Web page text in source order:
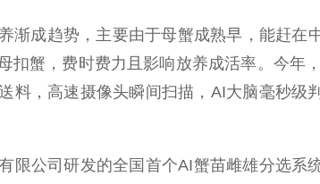
成趋势，主要由于母蟹成熟早，能赶在
扣蟹，费时费力且影响放养成活率。今
料，高速摄像头瞬间扫描，AI大脑毫秒
公司研发的全国首个AI蟹苗雌雄分选系